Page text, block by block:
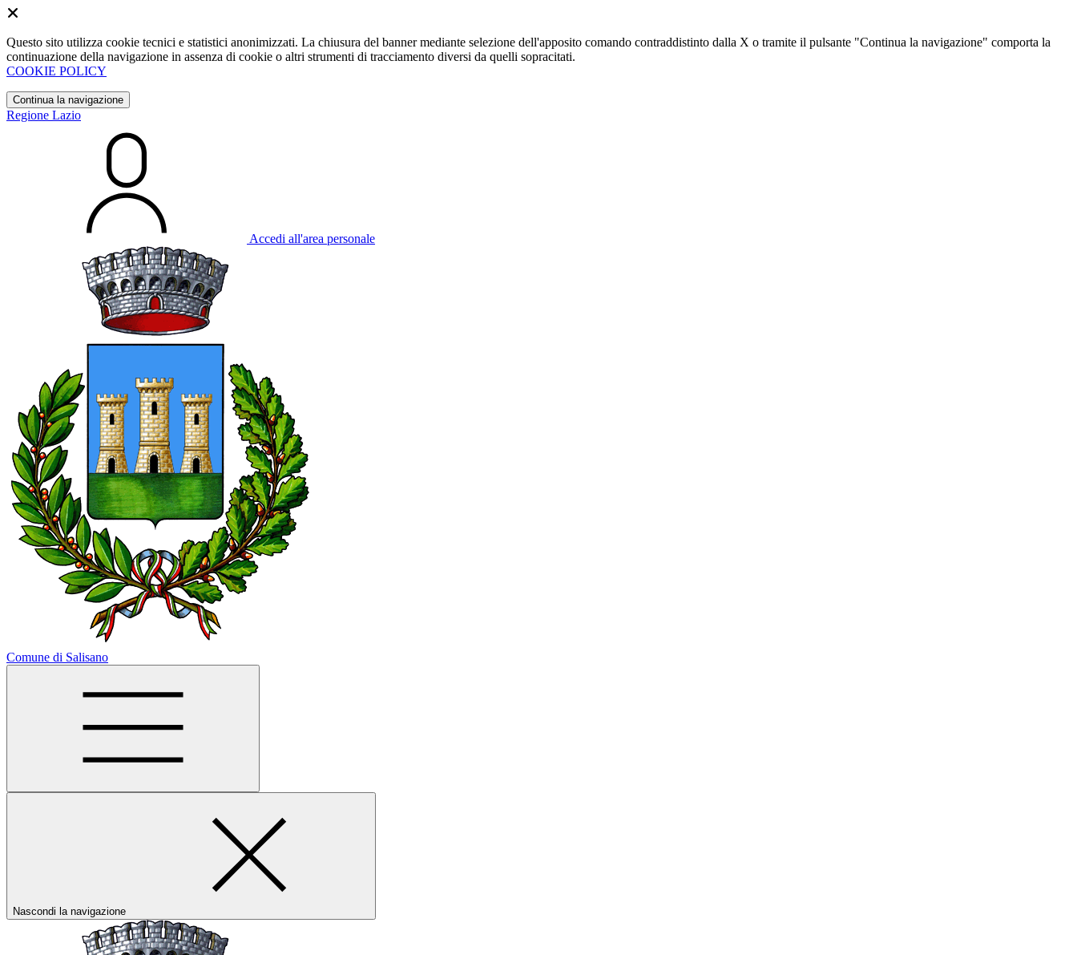
Questo sito utilizza cookie tecnici e statistici anonimizzati. La chiusura del banner mediante selezione dell'apposito comando contraddistinto dalla X o tramite il pulsante "Continua la navigazione" comporta la
continuazione della navigazione in assenza di cookie o altri strumenti di tracciamento diversi da quelli sopracitati.
COOKIE POLICY
Continua la navigazione
Regione Lazio
Accedi all'area personale
Comune di Salisano
Nascondi la navigazione